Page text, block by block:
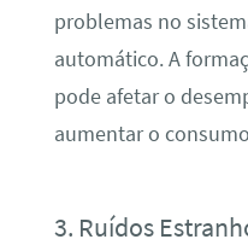
problemas no
automático. A
pode afetar o
aumentar o
3. Ruídos